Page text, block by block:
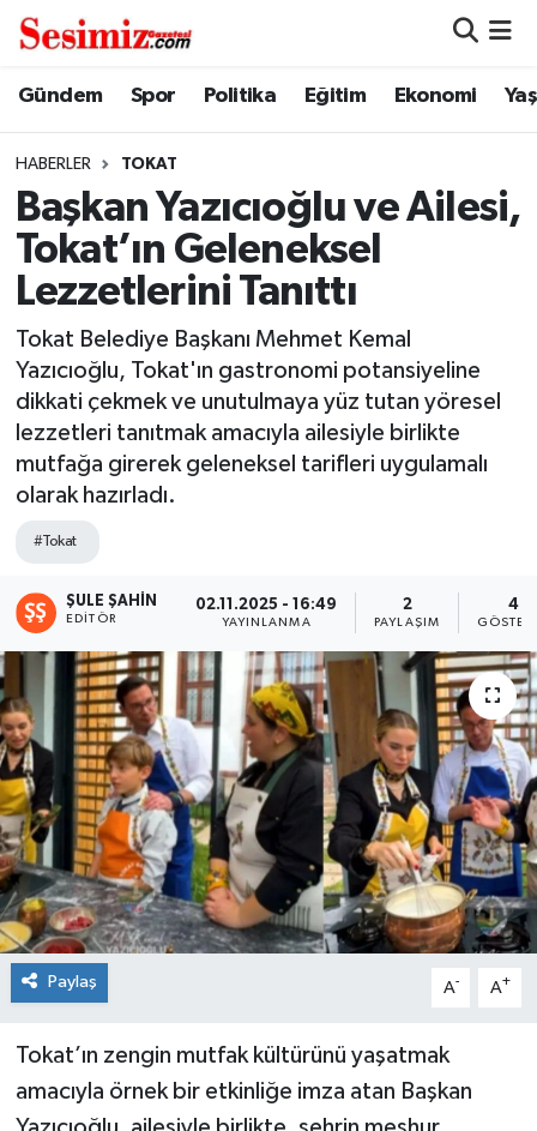
Gündem Spor Politika Eğitim Ekonomi
HABERLER TOKAT
Başkan Yazıcıoğlu ve Ailesi,
Tokat’ın Geleneksel
Lezzetlerini Tanıttı
Tokat Belediye Başkanı Mehmet Kemal
Yazıcıoğlu, Tokat'ın gastronomi potansiyeline
dikkati çekmek ve unutulmaya yüz tutan yöresel
lezzetleri tanıtmak amacıyla ailesiyle birlikte
mutfağa girerek geleneksel tarifleri uygulamalı
olarak hazırladı.
#Tokat
ŞULE ŞAHIN
EDITÖR
02.11.2025 - 16:49
YAYINLANMA
2
PAYLAŞIM
4
Paylaş A- A+
Tokat’ın zengin mutfak kültürünü yaşatmak
amacıyla örnek bir etkinliğe imza atan Başkan
Dünya
Ekonomi
Genel
Gündem
Magazin
Politika
Tokat Haberleri
Yaşam
Nöbetçi Eczaneler
Namaz Vakitleri
Trafik Durumu
Süper Lig Puan Durumu ve Fikstür
Tüm Manşetler
Son Dakika Haberleri